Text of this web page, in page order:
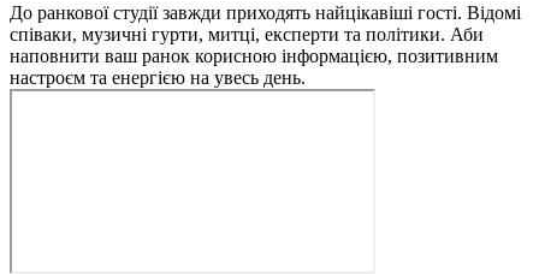
До ранкової студії завжди приходять найцікавіші гості. Відомі
співаки, музичні гурти, митці, експерти та політики. Аби
наповнити ваш ранок корисною інформацією, позитивним
настроєм та енергією на увесь день.